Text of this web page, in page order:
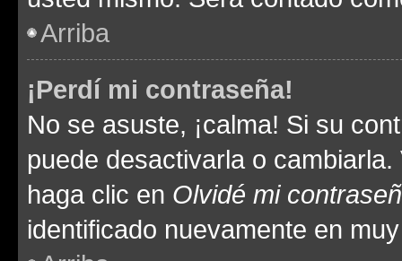
Arriba
¡Perdí mi contraseña!
No se asuste, ¡calma! Si su
puede desactivarla o
haga clic en Olvidé mi
identificado nuevamente en